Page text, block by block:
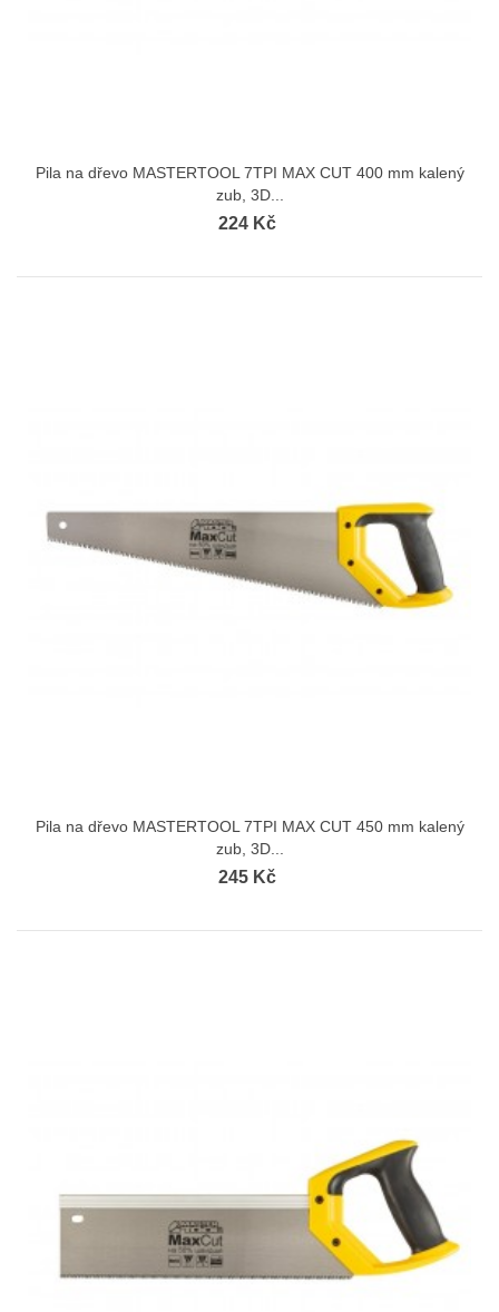
Pila na dřevo MASTERTOOL 7TPI MAX CUT 400 mm kalený
zub, 3D...
224 Kč
Pila na dřevo MASTERTOOL 7TPI MAX CUT 450 mm kalený
zub, 3D...
245 Kč